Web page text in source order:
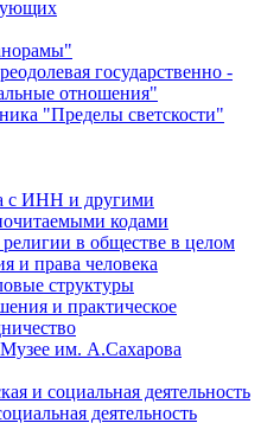
государственно -
отношения"
"Пределы светскости"
с ИНН и другими
кодами
в обществе в целом
и права человека
структуры
и практическое
им. А.Сахарова
и социальная деятельность
деятельность